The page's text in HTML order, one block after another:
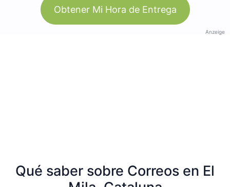
Obtener Mi Hora de Entrega
Anzeige
Qué saber sobre Correos en El